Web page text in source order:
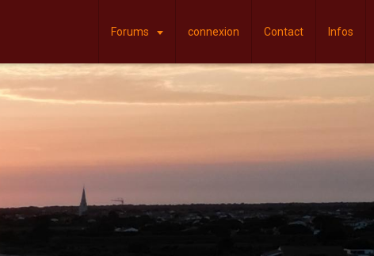
Forums connexion Contact Infos